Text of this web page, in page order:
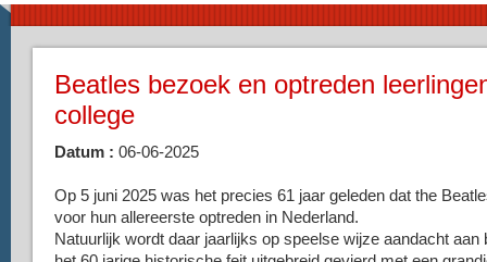
Beatles bezoek en optreden
college
Datum : 06-06-2025
Op 5 juni 2025 was het precies 61 jaar geleden dat the
voor hun allereerste optreden in Nederland.
Natuurlijk wordt daar jaarlijks op speelse wijze aandacht aan